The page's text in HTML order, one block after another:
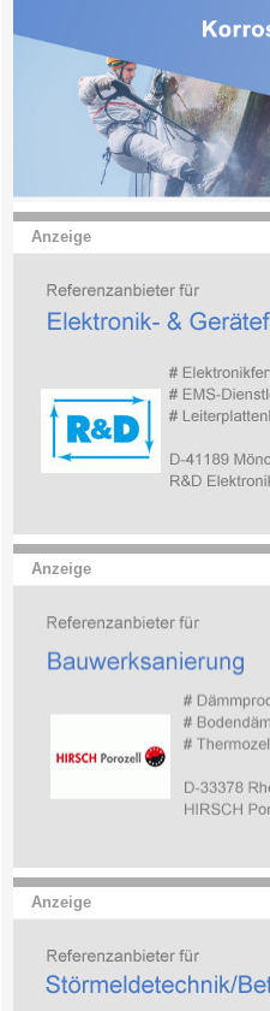
Anzeige
Anzeige
Anzeige